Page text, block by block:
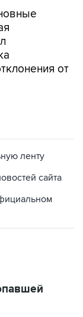
от
ленту
сайта